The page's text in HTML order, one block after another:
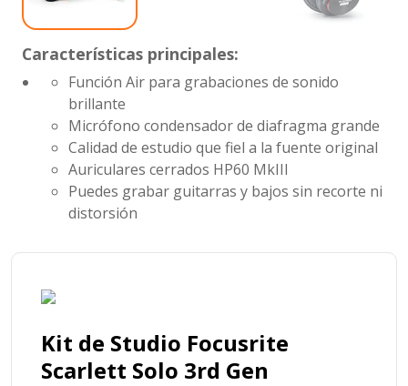
Características principales:
Función Air para grabaciones de sonido
brillante
Micrófono condensador de diafragma grande
Calidad de estudio que fiel a la fuente original
Auriculares cerrados HP60 MkIII
Puedes grabar guitarras y bajos sin recorte ni
distorsión
Kit de Studio Focusrite
Scarlett Solo 3rd Gen